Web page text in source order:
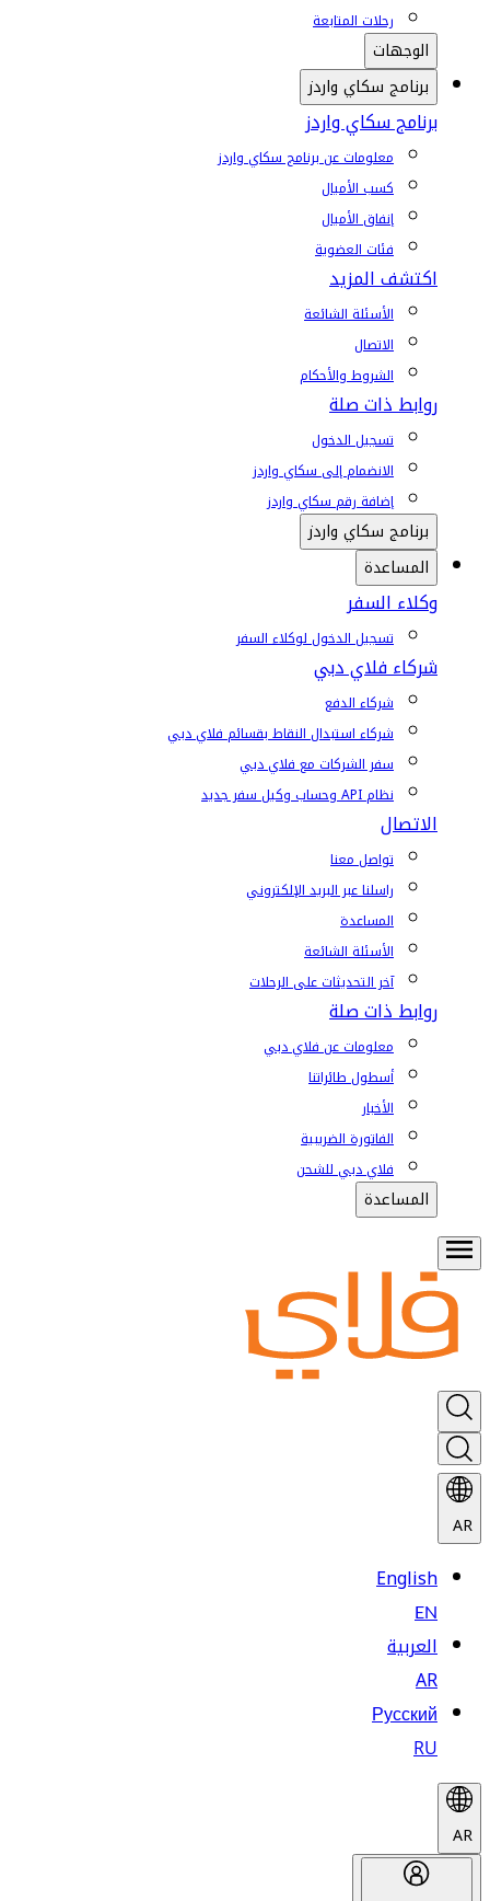
رحلات المتابعة
الوجهات
برنامج سكاي واردز
برنامج سكاي واردز
معلومات عن برنامج سكاي واردز
كسب الأميال
إنفاق الأميال
فئات العضوية
اكتشف المزيد
الأسئلة الشائعة
الاتصال
الشروط والأحكام
روابط ذات صلة
تسجيل الدخول
الانضمام إلى سكاي واردز
إضافة رقم سكاي واردز
برنامج سكاي واردز
المساعدة
وكلاء السفر
تسجيل الدخول لوكلاء السفر
شركاء فلاي دبي
شركاء الدفع
شركاء استبدال النقاط بقسائم فلاي دبي
سفر الشركات مع فلاي دبي
نظام API وحساب وكيل سفر جديد
الاتصال
تواصل معنا
راسلنا عبر البريد الإلكتروني
المساعدة
الأسئلة الشائعة
آخر التحديثات على الرحلات
روابط ذات صلة
معلومات عن فلاي دبي
أسطول طائراتنا
الأخبار
الفاتورة الضريبية
فلاي دبي للشحن
المساعدة
AR
English
EN
العربية
AR
Русский
RU
AR